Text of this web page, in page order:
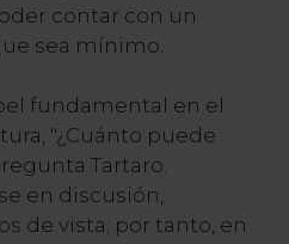
contar con un
sea mínimo.
fundamental en el
"¿Cuánto puede
Tartaro.
en discusión,
de vista; por tanto, en